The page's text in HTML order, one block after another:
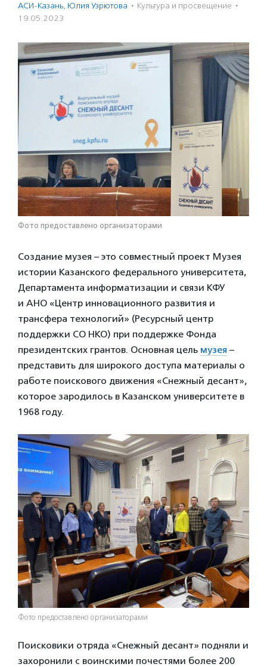
АСИ-Казань, Юлия Узрютова · Культура и просвещение ·
19.05.2023
Фото предоставлено организаторами
Создание музея – это совместный проект Музея
истории Казанского федерального университета,
Департамента информатизации и связи КФУ
и АНО «Центр инновационного развития и
трансфера технологий» (Ресурсный центр
поддержки СО НКО) при поддержке Фонда
президентских грантов. Основная цель музея –
представить для широкого доступа материалы о
работе поискового движения «Снежный десант»,
которое зародилось в Казанском университете в
1968 году.
Фото предоставлено организаторами
Поисковики отряда «Снежный десант» подняли и
захоронили с воинскими почестями более 200